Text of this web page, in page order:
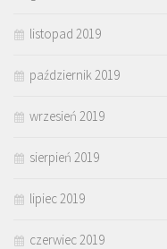
listopad 2019
październik 2019
wrzesień 2019
sierpień 2019
lipiec 2019
czerwiec 2019